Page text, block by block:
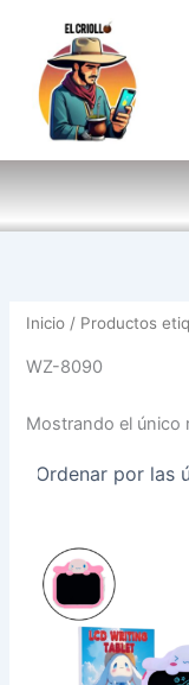
contenido
Inicio / Productos
WZ-8090
Mostrando el único
MAGICA
CINNAMOROLL
TABLETA